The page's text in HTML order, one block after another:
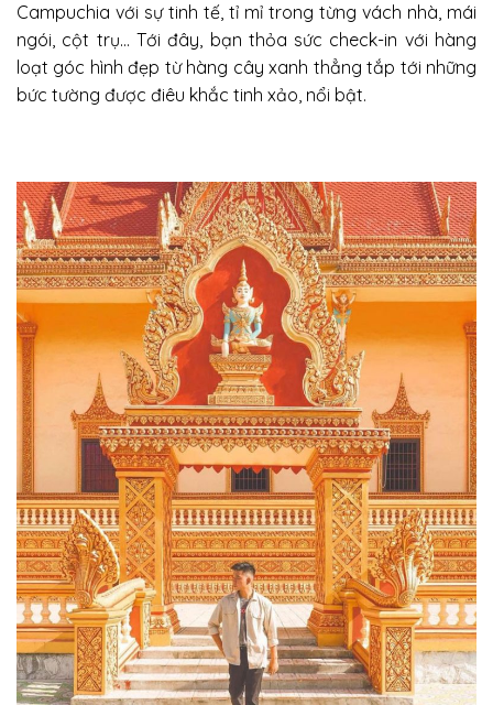
Campuchia với sự tinh tế, tỉ mỉ trong từng vách nhà, mái
ngói, cột trụ… Tới đây, bạn thỏa sức check-in với hàng
loạt góc hình đẹp từ hàng cây xanh thẳng tắp tới những
bức tường được điêu khắc tinh xảo, nổi bật.